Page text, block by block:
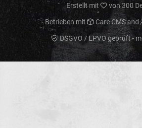
Erstellt mit von300
Betrieben mit Care CMSand
DSGVO / EPVO geprüft -